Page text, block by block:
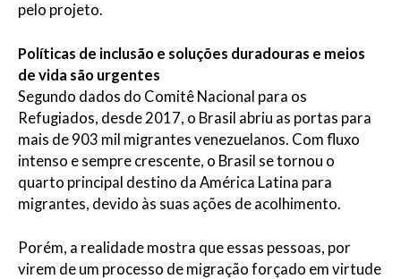
pelo projeto.
Políticas de inclusão e soluções duradouras e meios
de vida são urgentes
Segundo dados do Comitê Nacional para os
Refugiados, desde 2017, o Brasil abriu as portas para
mais de 903 mil migrantes venezuelanos. Com fluxo
intenso e sempre crescente, o Brasil se tornou o
quarto principal destino da América Latina para
migrantes, devido às suas ações de acolhimento.
Porém, a realidade mostra que essas pessoas, por
virem de um processo de migração forçado em virtude